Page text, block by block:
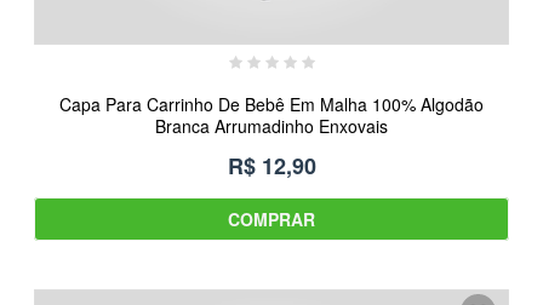
Capa Para Carrinho De Bebê Em Malha 100% Algodão
Branca Arrumadinho Enxovais
R$ 12,90
COMPRAR